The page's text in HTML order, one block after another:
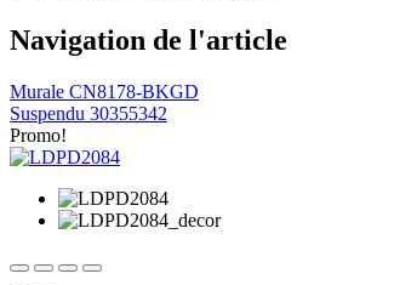
Navigation de l'article
Murale CN8178-BKGD
Suspendu 30355342
Promo!